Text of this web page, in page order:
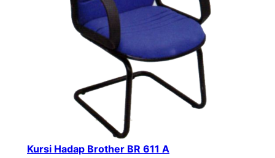
Kursi Hadap Brother BR 611 A